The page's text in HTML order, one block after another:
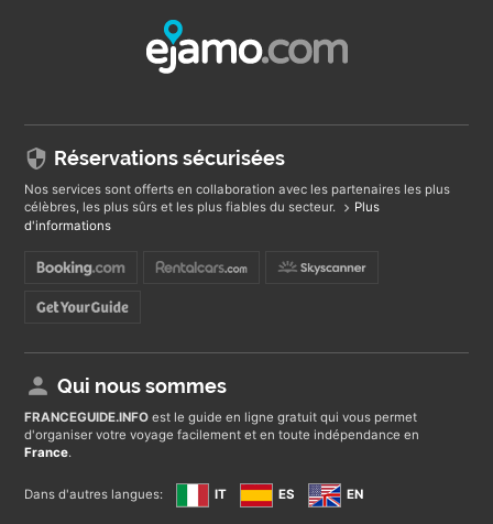
Réservations sécurisées
Nos services sont offerts en collaboration avec les partenaires les plus
célèbres, les plus sûrs et les plus fiables du secteur.
Plus
d'informations
Qui nous sommes
FRANCEGUIDE.INFO est le guide en ligne gratuit qui vous permet
d'organiser votre voyage facilement et en toute indépendance en
France.
Dans d'autres langues: IT ES EN